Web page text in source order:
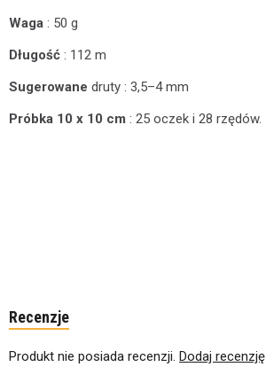
Waga : 50 g
Długość : 112 m
Sugerowane druty : 3,5–4 mm
Próbka 10 x 10 cm : 25 oczek i 28 rzędów.
Recenzje
Produkt nie posiada recenzji. Dodaj recenzję